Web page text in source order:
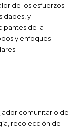
de los esfuerzos
y
de la
y enfoques
comunitario de
recolección de